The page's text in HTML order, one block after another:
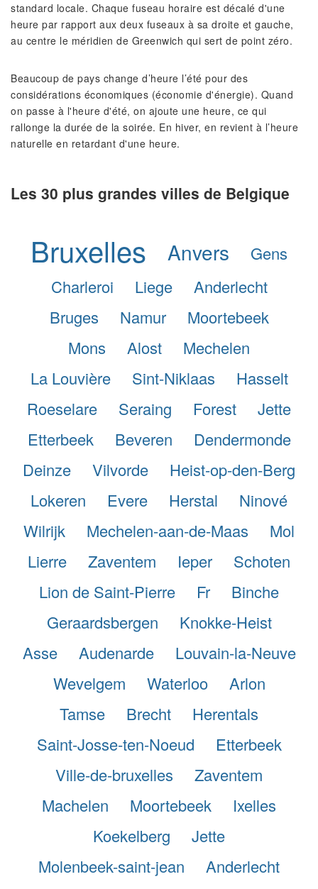
standard locale. Chaque fuseau horaire est décalé d'une
heure par rapport aux deux fuseaux à sa droite et gauche,
au centre le méridien de Greenwich qui sert de point zéro.
Beaucoup de pays change d’heure l’été pour des
considérations économiques (économie d'énergie). Quand
on passe à l'heure d'été, on ajoute une heure, ce qui
rallonge la durée de la soirée. En hiver, en revient à l’heure
naturelle en retardant d'une heure.
Les 30 plus grandes villes de Belgique
Bruxelles Anvers
Gens
Charleroi
Liege
Anderlecht
Bruges
Namur
Moortebeek
Mons
Alost
Mechelen
La Louvière
Sint-Niklaas
Hasselt
Roeselare
Seraing Forest
Jette
Etterbeek
Beveren
Dendermonde
Deinze
Vilvorde
Heist-op-den-Berg
Lokeren
Evere Herstal
Ninové
Wilrijk
Mechelen-aan-de-Maas
Mol
Lierre
Zaventem Ieper
Schoten
Lion de Saint-Pierre
Fr
Binche
Geraardsbergen
Knokke-Heist
Asse
Audenarde
Louvain-la-Neuve
Wevelgem
Waterloo
Arlon
Tamse
Brecht
Herentals
Saint-Josse-ten-Noeud
Etterbeek
Ville-de-bruxelles
Zaventem
Machelen
Moortebeek
Ixelles
Koekelberg
Jette
Molenbeek-saint-jean
Anderlecht